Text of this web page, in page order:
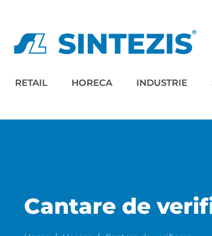
RETAIL HORECA INDUSTRIE
Cantare de